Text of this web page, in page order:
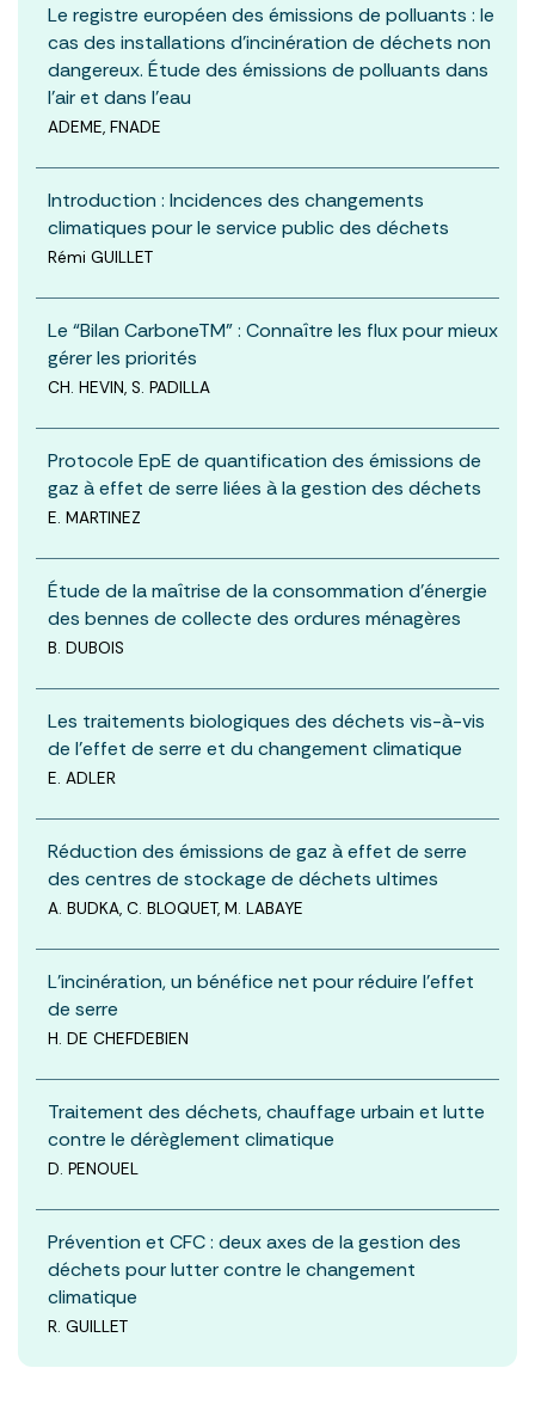
Le registre européen des émissions de polluants : le
cas des installations d’incinération de déchets non
dangereux. Étude des émissions de polluants dans
l’air et dans l’eau
ADEME, FNADE
Introduction : Incidences des changements
climatiques pour le service public des déchets
Rémi GUILLET
Le “Bilan CarboneTM” : Connaître les flux pour mieux
gérer les priorités
CH. HEVIN, S. PADILLA
Protocole EpE de quantification des émissions de
gaz à effet de serre liées à la gestion des déchets
E. MARTINEZ
Étude de la maîtrise de la consommation d’énergie
des bennes de collecte des ordures ménagères
B. DUBOIS
Les traitements biologiques des déchets vis-à-vis
de l’effet de serre et du changement climatique
E. ADLER
Réduction des émissions de gaz à effet de serre
des centres de stockage de déchets ultimes
A. BUDKA, C. BLOQUET, M. LABAYE
L’incinération, un bénéfice net pour réduire l’effet
de serre
H. DE CHEFDEBIEN
Traitement des déchets, chauffage urbain et lutte
contre le dérèglement climatique
D. PENOUEL
Prévention et CFC : deux axes de la gestion des
déchets pour lutter contre le changement
climatique
R. GUILLET